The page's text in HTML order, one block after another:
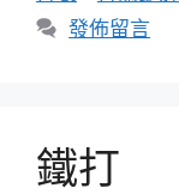
發佈留言
鐵打